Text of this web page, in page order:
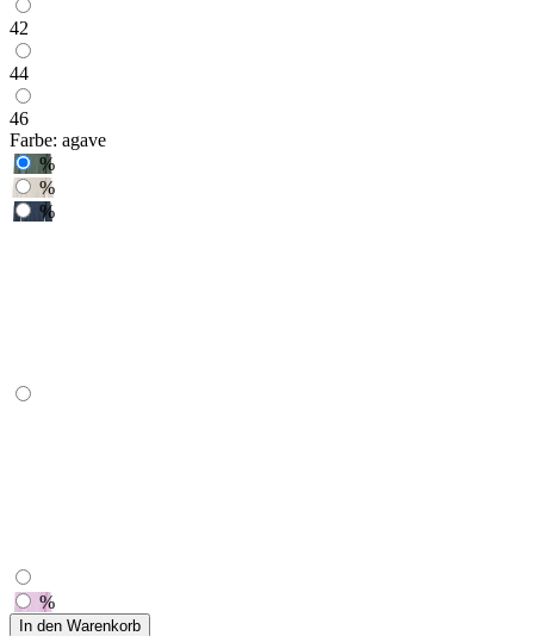
42
44
46
Farbe: agave
%
%
%
%
In den Warenkorb